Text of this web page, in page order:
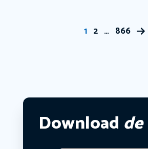
1 2 … 866
Download